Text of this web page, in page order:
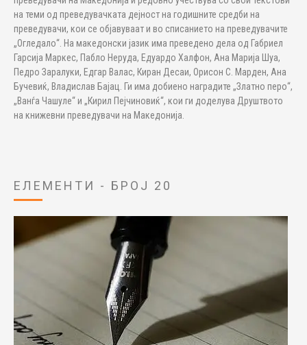
на теми од преведувачката дејност на годишните средби на
преведувачи, кои се објавуваат и во списанието на преведувачите
„Огледало“. На македонски јазик има преведено дела од Габриел
Гарсија Маркес, Пабло Неруда, Едуардо Халфон, Ана Марија Шуа,
Педро Заралуки, Едгар Валас, Киран Десаи, Орисон С. Марден, Ана
Бучевиќ, Владислав Бајац. Ги има добиено наградите „Златно перо“,
„Ванѓа Чашуле“ и „Кирил Пејчиновиќ“, кои ги доделува Друштвото
на книжевни преведувачи на Македонија.
ЕЛЕМЕНТИ - БРОЈ 20